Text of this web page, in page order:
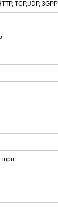
TCP,UDP, 3GPP
input